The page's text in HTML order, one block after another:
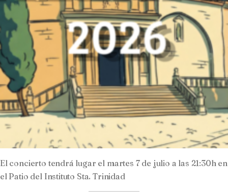
El concierto tendrá lugar el martes 7 de julio a las 21:30h en
el Patio del Instituto Sta. Trinidad